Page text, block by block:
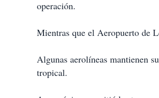
operación.
Mientras que el Aeropuerto de
Algunas aerolíneas mantienen
tropical.